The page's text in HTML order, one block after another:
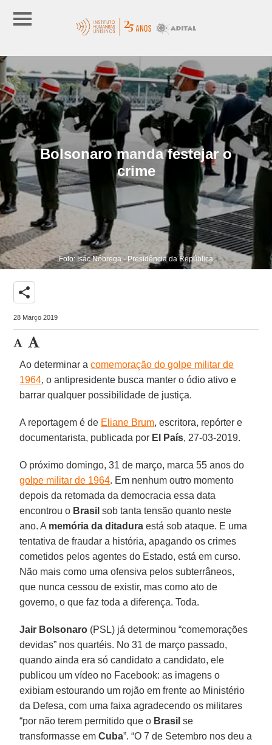
Bolsonaro manda festejar o
crime
Foto: Isác Nóbrega - Presidência da República
share
28 Março 2019
Ao determinar acomemoração do golpe militar de
1964, o antipresidente busca manter o ódio ativo e
barrar qualquer possibilidade de justiça.
A reportagem é de Eliane Brum, escritora, repórter e
documentarista, publicada por El País, 27-03-2019.
O próximo domingo, 31 de março, marca 55 anos do
golpe militar de 1964. Em nenhum outro momento
depois da retomada da democracia essa data
encontrou o Brasil sob tanta tensão quanto neste
ano. A memória da ditadura está sob ataque. E uma
tentativa de fraudar a história, apagando os crimes
cometidos pelos agentes do Estado, está em curso.
Não mais como uma ofensiva pelos subterrâneos,
que nunca cessou de existir, mas como ato de
governo, o que faz toda a diferença. Toda.
Jair Bolsonaro (PSL) já determinou “comemorações
devidas” nos quartéis. No 31 de março passado,
quando ainda era só candidato a candidato, ele
publicou um vídeo no Facebook: as imagens o
exibiam estourando um rojão em frente ao Ministério
da Defesa, com uma faixa agradecendo os militares
“por não terem permitido que o Brasil se
transformasse emCuba”. “O 7 de Setembro nos deu a